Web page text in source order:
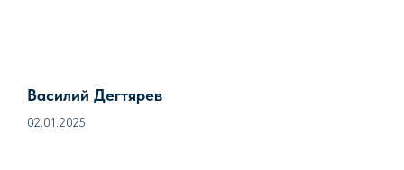
Василий Дегтярев
02.01.2025